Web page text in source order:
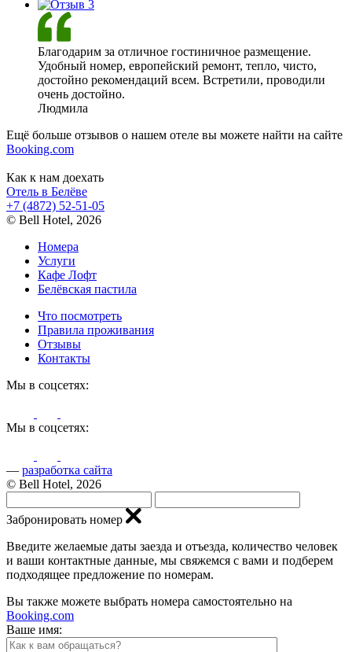
Благодарим за отличное гостиничное размещение.
Удобный номер, европейский ремонт, тепло, чисто,
достойно рекомендаций всем. Встретили, проводили
очень достойно.
Людмила
Ещё больше отзывов о нашем отеле вы можете найти на сайте
Booking.com
Как к нам доехать
Отель в Белёве
+7 (4872) 52-51-05
© Bell Hotel, 2026
Номера
Услуги
Кафе Лофт
Белёвская пастила
Что посмотреть
Правила проживания
Отзывы
Контакты
Мы в соцсетях:
Мы в соцсетях:
— разработка сайта
© Bell Hotel, 2026
Забронировать номер
Введите желаемые даты заезда и отъезда, количество человек
и ваши контактные данные, мы свяжемся с вами и подберем
подходящее предложение по номерам.
Вы также можете выбрать номера самостоятельно на
Booking.com
Ваше имя: